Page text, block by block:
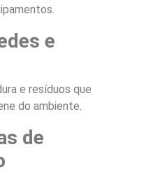
e
e resíduos que
do ambiente.
de